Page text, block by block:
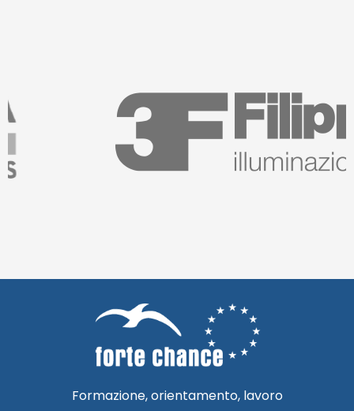
Formazione, orientamento, lavoro